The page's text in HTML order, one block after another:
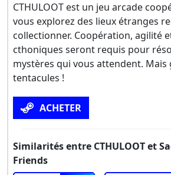
CTHULOOT est un jeu arcade
vous explorez des lieux étranges
collectionner. Coopération, agilité
cthoniques seront requis pour
mystères qui vous attendent. Mais
tentacules !
ACHETER
Similarités entre CTHULOOT et
Friends